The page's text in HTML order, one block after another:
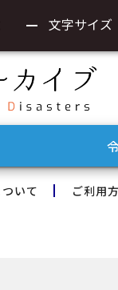
remove 文字サイズ
いて ご利用